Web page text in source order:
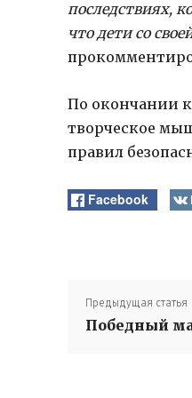
последствиях,
что дети со
По окончании
творческое
правил
Facebook
Предыдущая статья
Победный